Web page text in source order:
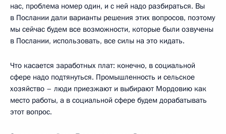
нас, проблема номер один, и с ней надо разбираться. Вы
в Послании дали варианты решения этих вопросов, поэтому
мы сейчас будем все возможности, которые были озвучены
в Послании, использовать, все силы на это кидать.
Что касается заработных плат: конечно, в социальной
сфере надо подтянуться. Промышленность и сельское
хозяйство – люди приезжают и выбирают Мордовию как
место работы, а в социальной сфере будем дорабатывать
этот вопрос.